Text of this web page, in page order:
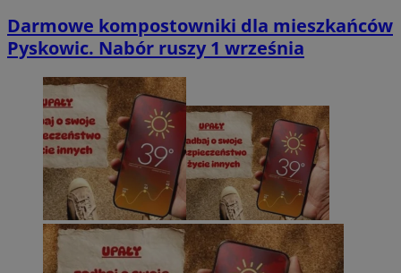
Darmowe kompostowniki dla mieszkańców
Pyskowic. Nabór ruszy 1 września